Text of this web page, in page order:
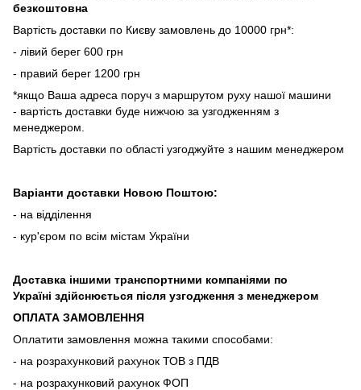
безкоштовна
Вартість доставки по Києву замовлень до 10000 грн*:
- лівий берег 600 грн
- правий берег 1200 грн
*якщо Ваша адреса поруч з маршрутом руху нашої машини
- вартість доставки буде нижчою за узгодженням з
менеджером.
Вартість доставки по області узгоджуйте з нашим менеджером
Варіанти доставки Новою Поштою:
- на відділення
- кур'єром по всім містам України
Доставка іншими транспортними компаніями по
Україні здійснюється після узгодження з менеджером
ОПЛАТА ЗАМОВЛЕННЯ
Оплатити замовлення можна такими способами:
- на розрахунковий рахунок ТОВ з ПДВ
- на розрахунковий рахунок ФОП